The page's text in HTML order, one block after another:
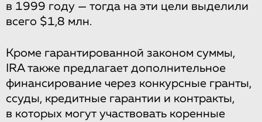
в 1999 году — тогда на эти цели выделили
всего $1,8 млн.
Кроме гарантированной законом суммы,
IRA также предлагает дополнительное
финансирование через конкурсные гранты,
ссуды, кредитные гарантии и контракты,
в которых могут участвовать коренные